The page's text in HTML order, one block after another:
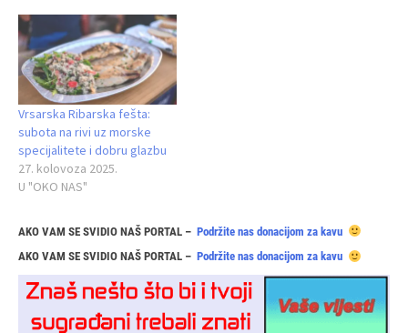
Vrsarska Ribarska fešta:
subota na rivi uz morske
specijalitete i dobru glazbu
27. kolovoza 2025.
U "OKO NAS"
AKO VAM SE SVIDIO NAŠ PORTAL – Podržite nas donacijom za kavu
AKO VAM SE SVIDIO NAŠ PORTAL – Podržite nas donacijom za kavu